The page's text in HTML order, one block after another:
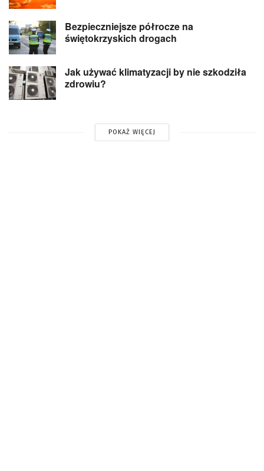
Bezpieczniejsze półrocze na
świętokrzyskich drogach
Jak używać klimatyzacji by nie szkodziła
zdrowiu?
POKAŻ WIĘCEJ